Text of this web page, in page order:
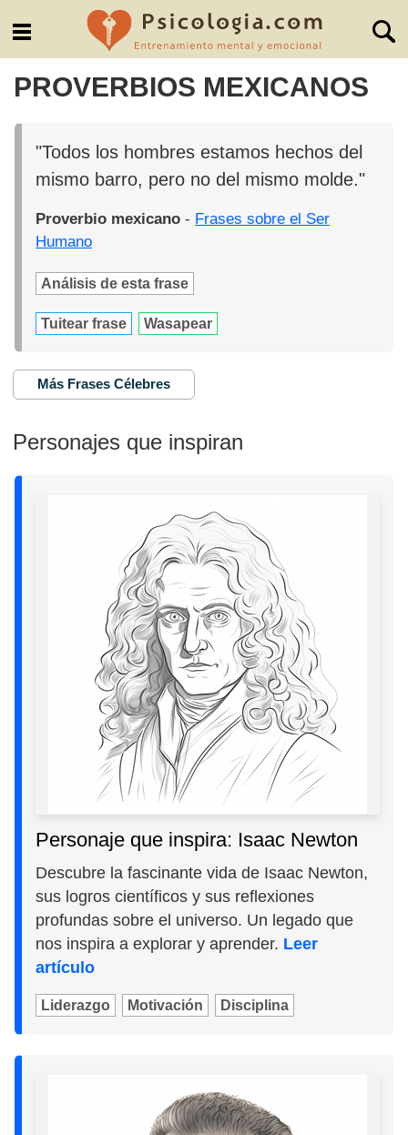
PROVERBIOS MEXICANOS
"Todos los hombres estamos hechos del
mismo barro, pero no del mismo molde."
Proverbio mexicano - Frases sobre el Ser
Humano
Análisis de esta frase
Tuitear frase Wasapear
Más Frases Célebres
Personajes que inspiran
Personaje que inspira: Isaac Newton
Descubre la fascinante vida de Isaac Newton,
sus logros científicos y sus reflexiones
profundas sobre el universo. Un legado que
nos inspira a explorar y aprender. Leer
artículo
Liderazgo Motivación Disciplina